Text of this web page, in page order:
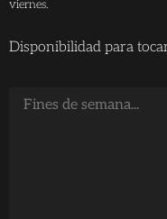
viernes.
Disponibilidad para